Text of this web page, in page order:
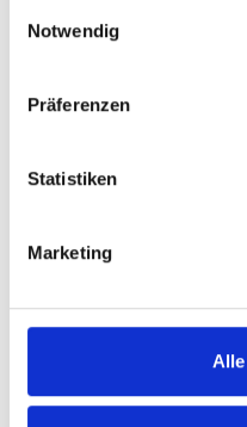
Notwendig
Präferenzen
Statistiken
Marketing
Benötigt wird lediglich
entsprechende Track.
Bestellung kann
Ein Song mit sichtbarer
Interaktionen.